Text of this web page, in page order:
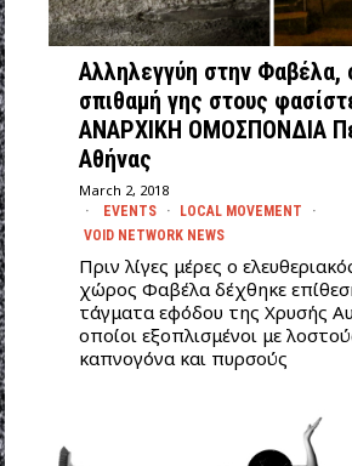
Αλληλεγγύη στην Φαβέλα,
σπιθαμή γης στους
ΑΝΑΡΧΙΚΗ ΟΜΟΣΠΟΝΔΙΑ
Αθήνας
March 2, 2018
EVENTS · LOCAL MOVEMENT
·
VOID NETWORK NEWS
Πριν λίγες μέρες ο
χώρος Φαβέλα δέχθηκε
τάγματα εφόδου της Χρυσής
οποίοι εξοπλισμένοι με
καπνογόνα και πυρσούς